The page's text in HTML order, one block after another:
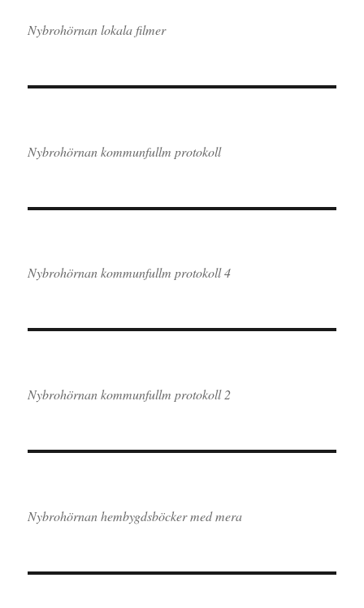
Nybrohörnan lokala filmer
Nybrohörnan kommunfullm protokoll
Nybrohörnan kommunfullm protokoll 4
Nybrohörnan kommunfullm protokoll 2
Nybrohörnan hembygdsböcker med mera